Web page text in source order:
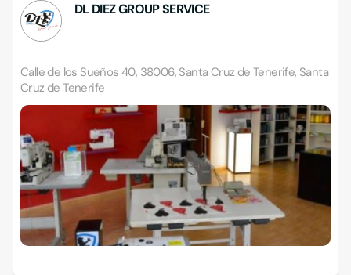
DL DIEZ GROUP SERVICE
Calle de los Sueños 40, 38006, Santa Cruz de Tenerife, Santa
Cruz de Tenerife